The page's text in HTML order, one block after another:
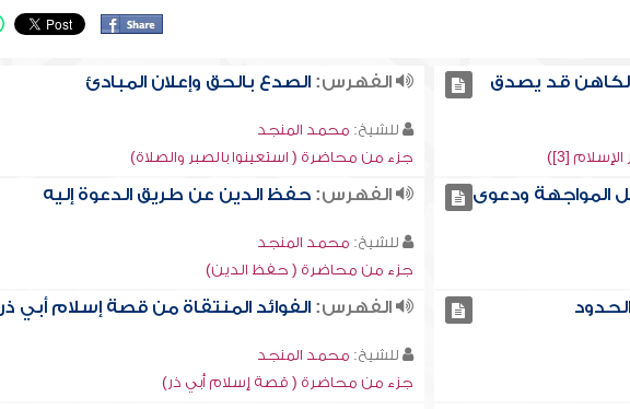
قد يصدق
[3])
الفهرس: الصدع بالحق وإعلان المبادئ
للشيخ: محمد المنجد
جزء من محاضرة ( استعينوا بالصبر والصلاة)
المواجهة ودعوى
الفهرس: حفظ الدين عن طريق الدعوة إليه
للشيخ: محمد المنجد
جزء من محاضرة ( حفظ الدين)
الفهرس: الفوائد المنتقاة من قصة إسلام أبي ذر
للشيخ: محمد المنجد
جزء من محاضرة ( قصة إسلام أبي ذر)